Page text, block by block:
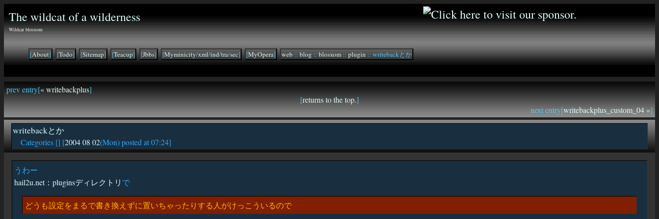
The wildcat of a wilderness
Wildcat blosxom
[About] [Todo] [Sitemap] [Teacup] [Jbbs] [Myminicity/xml/ind/tra/sec] [MyOpera] web :: blog :: blosxom :: plugin :: writebackとか
prev entry[« writebackplus]
[returns to the top.]
next entry[writebackplus_custom_04 »]
writebackとか
Categories [] [2004 08 02(Mon) posted at 07:24]
うわー
hail2u.net：pluginsディレクトリ で
どうも設定をまるで書き換えずに置いちゃったりする人がけっこういるので